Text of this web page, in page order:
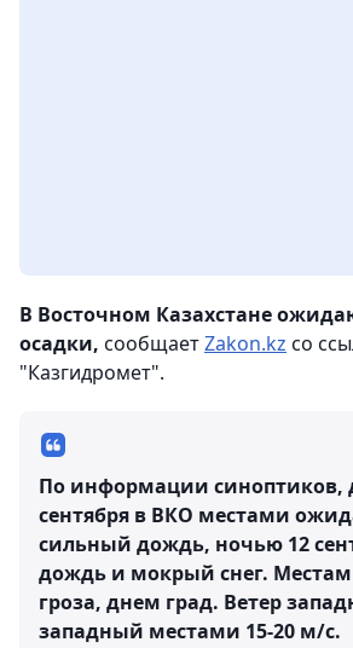
В Восточном Казахстане
осадки, сообщаетZakon.kz со
"Казгидромет".
По информации синоптиков,
сентября в ВКО местами
сильный дождь, ночью 12
дождь и мокрый снег.
гроза, днем град. Ветер
западный местами 15-20 м/с.